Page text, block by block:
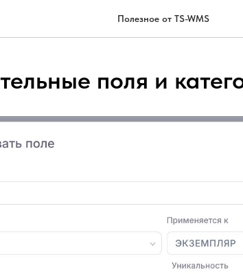
Полезное от TS-WMS
поля и